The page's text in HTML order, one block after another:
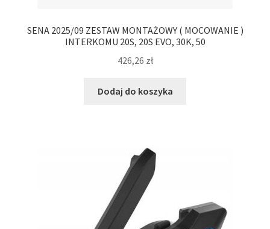
SENA 2025/09 ZESTAW MONTAŻOWY ( MOCOWANIE )
INTERKOMU 20S, 20S EVO, 30K, 50
426,26 zł
Dodaj do koszyka